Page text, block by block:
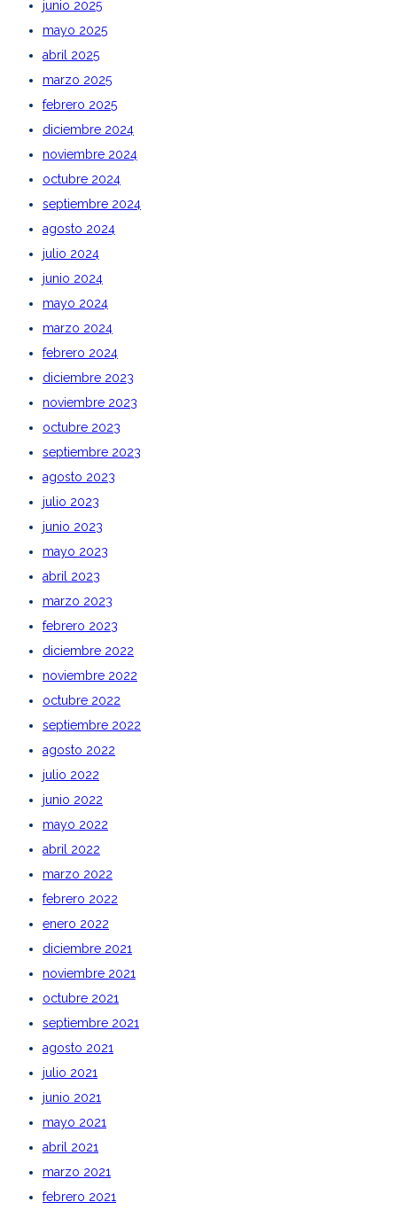
junio 2025
mayo 2025
abril 2025
marzo 2025
febrero 2025
diciembre 2024
noviembre 2024
octubre 2024
septiembre 2024
agosto 2024
julio 2024
junio 2024
mayo 2024
marzo 2024
febrero 2024
diciembre 2023
noviembre 2023
octubre 2023
septiembre 2023
agosto 2023
julio 2023
junio 2023
mayo 2023
abril 2023
marzo 2023
febrero 2023
diciembre 2022
noviembre 2022
octubre 2022
septiembre 2022
agosto 2022
julio 2022
junio 2022
mayo 2022
abril 2022
marzo 2022
febrero 2022
enero 2022
diciembre 2021
noviembre 2021
octubre 2021
septiembre 2021
agosto 2021
julio 2021
junio 2021
mayo 2021
abril 2021
marzo 2021
febrero 2021